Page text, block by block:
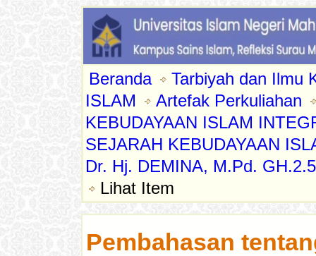
Beranda
Tarbiyah dan Ilmu
ISLAM
Artefak Perkuliahan
KEBUDAYAAN ISLAM
SEJARAH KEBUDAYAAN
Dr. Hj. DEMINA, M.Pd.
Lihat Item
Pembahasan